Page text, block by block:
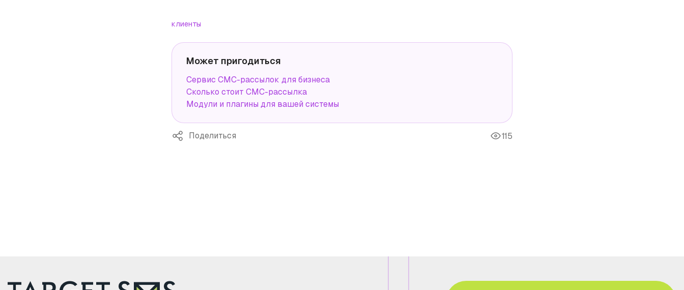
клиенты
Может пригодиться
Сервис СМС-рассылок для бизнеса
Сколько стоит СМС-рассылка
Модули и плагины для вашей системы
Поделиться 115